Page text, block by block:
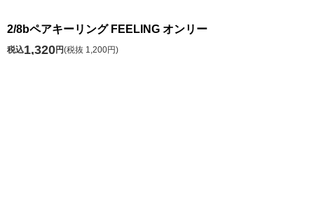
2/8bペアキーリング FEELING オンリー
税込1,320円(税抜 1,200円)